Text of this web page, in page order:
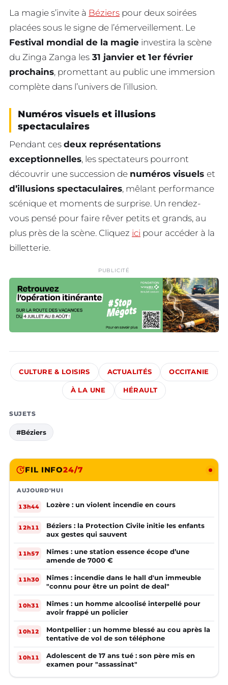
La magie s’invite à Béziers pour deux soirées
placées sous le signe de l’émerveillement. Le
Festival mondial de la magie investira la scène
du Zinga Zanga les 31 janvier et 1er février
prochains, promettant au public une immersion
complète dans l’univers de l’illusion.
Numéros visuels et illusions
spectaculaires
Pendant ces deux représentations
exceptionnelles, les spectateurs pourront
découvrir une succession de numéros visuels et
d’illusions spectaculaires, mêlant performance
scénique et moments de surprise. Un rendez-
vous pensé pour faire rêver petits et grands, au
plus près de la scène. Cliquez ici pour accéder à la
billetterie.
PUBLICITÉ
CULTURE & LOISIRS ACTUALITÉS OCCITANIE
À LA UNE HÉRAULT
SUJETS
#Béziers
FIL INFO24/7
AUJOURD'HUI
13h44 Lozère : un violent incendie en cours
12h11
Béziers : la Protection Civile initie les enfants
aux gestes qui sauvent
11h57
Nîmes : une station essence écope d’une
amende de 7000 €
11h30
Nîmes : incendie dans le hall d'un immeuble
"connu pour être un point de deal"
10h31
Nîmes : un homme alcoolisé interpellé pour
avoir frappé un policier
10h12
Montpellier : un homme blessé au cou après la
tentative de vol de son téléphone
10h11
Adolescent de 17 ans tué : son père mis en
examen pour "assassinat"